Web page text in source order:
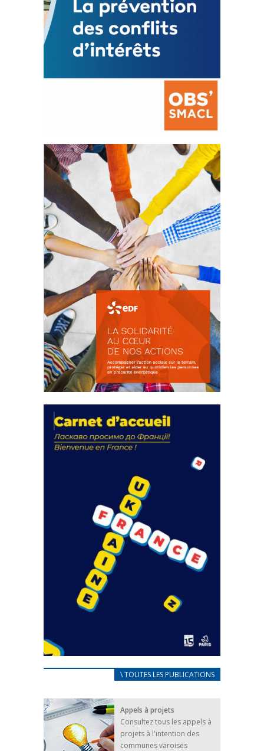
La prévention des conflits
d’intérêts
18 septembre 2023
FEUILLETER
actions
18 septembre 2023
FEUILLETER
CARNET D’ACCUEIL
25 avril 2022
Afin d’accompagner au mieux les réfugiés
ukrainiens arrivés en France,...
FEUILLETER
\ TOUTES LES PUBLICATIONS
Appels à projets
Consultez tous les appels à
projets à l'intention des
communes varoises